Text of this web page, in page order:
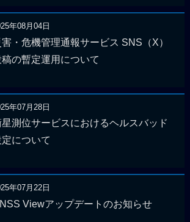
年08月04日
害・危機管理通報サービス SNS（X）
稿の暫定運用について
年07月28日
星測位サービスにおけるヘルスバッド
について
年07月22日
Viewアップデートのお知らせ